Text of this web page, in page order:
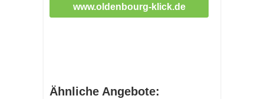
www.oldenbourg-klick.de
Ähnliche Angebote: